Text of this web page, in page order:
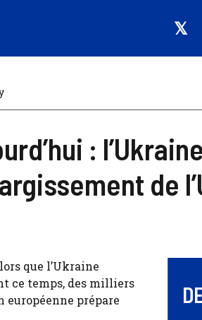
𝕏
:
de
que l’Ukraine
ce temps, des milliers
européenne prépare